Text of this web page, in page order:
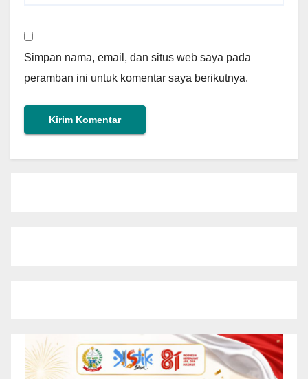
Simpan nama, email, dan situs web saya pada
peramban ini untuk komentar saya berikutnya.